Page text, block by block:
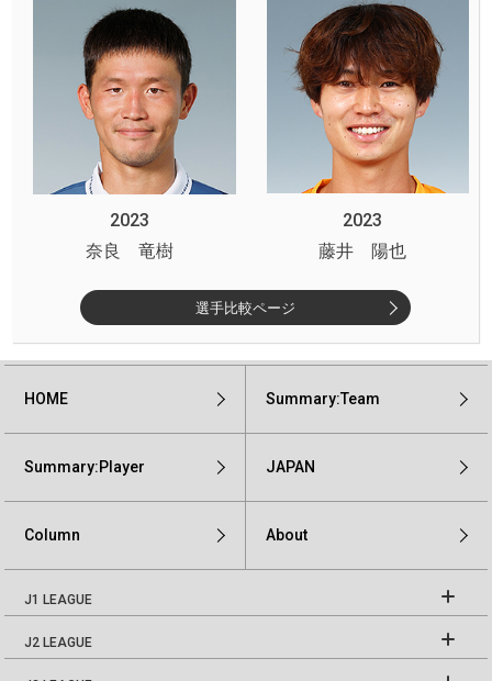
2023
2023
奈良 竜樹
藤井 陽也
選手比較ページ
HOME Summary:Team
Summary:Player JAPAN
Column About
J1 LEAGUE
J2 LEAGUE